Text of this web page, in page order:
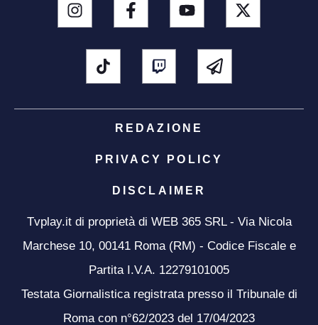
REDAZIONE
PRIVACY POLICY
DISCLAIMER
Tvplay.it di proprietà di WEB 365 SRL - Via Nicola
Marchese 10, 00141 Roma (RM) - Codice Fiscale e
Partita I.V.A. 12279101005
Testata Giornalistica registrata presso il Tribunale di
Roma con n°62/2023 del 17/04/2023